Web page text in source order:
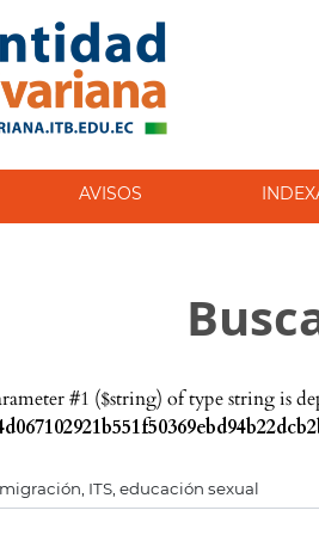
AVISOS
#1 ($string) of type string is